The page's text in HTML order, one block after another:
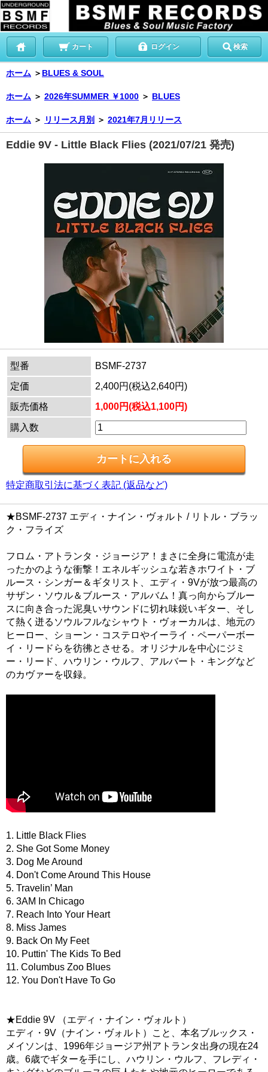
カート ログイン 検索
ホーム ＞ BLUES & SOUL
ホーム ＞ 2026年SUMMER ￥1000 ＞ BLUES
ホーム ＞ リリース月別 ＞ 2021年7月リリース
Eddie 9V - Little Black Flies (2021/07/21 発売)
型番
BSMF-2737
定価
2,400円(税込2,640円)
販売価格
1,000円(税込1,100円)
購入数
特定商取引法に基づく表記 (返品など)
★BSMF-2737 エディ・ナイン・ヴォルト / リトル・ブラッ
ク・フライズ
フロム・アトランタ・ジョージア！まさに全身に電流が走
ったかのような衝撃！エネルギッシュな若きホワイト・ブ
ルース・シンガー＆ギタリスト、エディ・9Vが放つ最高の
サザン・ソウル＆ブルース・アルバム！真っ向からブルー
スに向き合った泥臭いサウンドに切れ味鋭いギター、そし
て熱く迸るソウルフルなシャウト・ヴォーカルは、地元の
ヒーロー、ショーン・コステロやイーライ・ペーパーボー
イ・リードらを彷彿とさせる。オリジナルを中心にジミ
ー・リード、ハウリン・ウルフ、アルバート・キングなど
のカヴァーを収録。
1. Little Black Flies
2. She Got Some Money
3. Dog Me Around
4. Don't Come Around This House
5. Travelin’ Man
6. 3AM In Chicago
7. Reach Into Your Heart
8. Miss James
9. Back On My Feet
10. Puttin' The Kids To Bed
11. Columbus Zoo Blues
12. You Don't Have To Go
★Eddie 9V （エディ・ナイン・ヴォルト）
エディ・9V（ナイン・ヴォルト）こと、本名ブルックス・
メイソンは、1996年ジョージア州アトランタ出身の現在24
歳。6歳でギターを手にし、ハウリン・ウルフ、フレディ・